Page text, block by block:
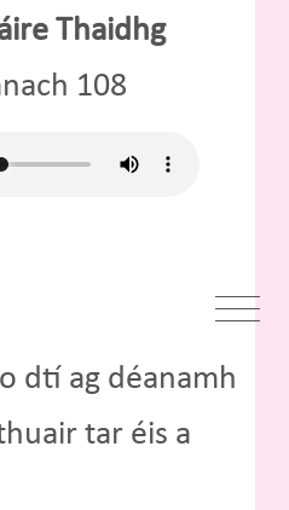
Thaidhg
108
dtí ag déanamh
tar éis a